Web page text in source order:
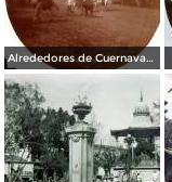
Alrededores de Cuernavaca Morelos.